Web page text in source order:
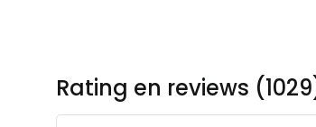
Rating en reviews